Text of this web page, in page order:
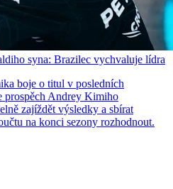
syna: Brazilec vychvaluje lídra
boje o titul v posledních
prospěch Andrey Kimiho
zajíždět výsledky a sbírat
na konci sezony rozhodnout.